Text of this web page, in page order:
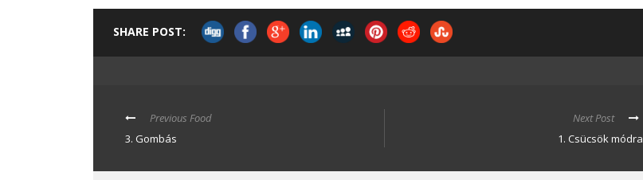
SHARE POST:
Previous Food
3. Gombás
Next Post
1. Csücsök módra